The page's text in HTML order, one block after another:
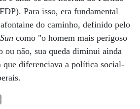
Para isso, era fundamental
do caminho, definido pelo
como "o homem mais perigoso
ou não, sua queda diminui ainda
que diferenciava a política social-